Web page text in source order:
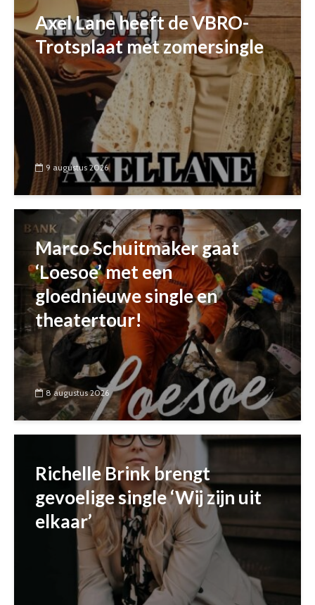
Axel Lane heeft de VBRO-
Trotsplaat met zomersingle
9 augustus 2026
Marco Schuitmaker gaat
‘Loesoe’ met een
gloednieuwe single en
theatertour!
8 augustus 2026
Richelle Brink brengt
gevoelige single ‘Wij zijn uit
elkaar’